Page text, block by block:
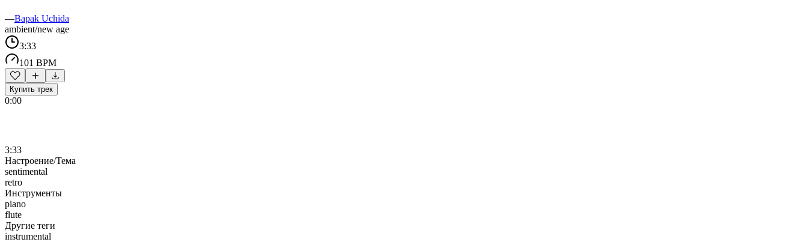
—Bapak Uchida
ambient/new age
3:33
101 BPM
Купить трек
0:00
3:33
Настроение/Тема
sentimental
retro
Инструменты
piano
flute
Другие теги
instrumental